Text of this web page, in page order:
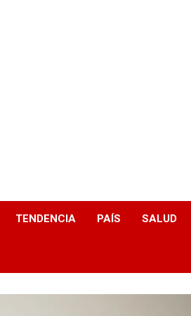
TENDENCIA PAÍS SALUD